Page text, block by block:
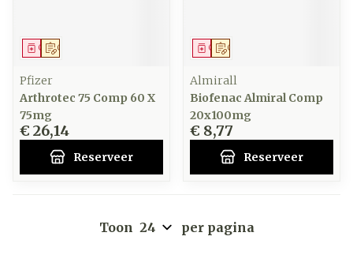
Op voorschrift
Geneesmiddel
Pfizer
Arthrotec 75 Comp 60 X
75mg
€ 26,14
Reserveer
Op voorschrift
Geneesmiddel
Almirall
Biofenac Almiral Comp
20x100mg
€ 8,77
Reserveer
Toon per pagina